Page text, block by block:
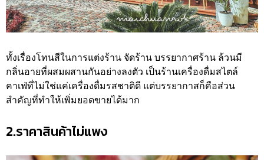
ทั้งเรื่องโทนสีในการแต่งร้าน จัดร้าน บรรยากาศร้าน ล้วนมี
กลิ่นอายที่ผสมผสานกันอย่างลงตัว เป็นร้านเครื่องดื่มสไตล์
คาเฟ่ที่ไม่ใช่แค่เครื่องดื่มรสชาติดี แต่บรรยากาสก็คือส่วน
สำคัญที่ทำให้เพิ่มยอดขายได้มาก
2.ราคาสินค้าไม่แพง